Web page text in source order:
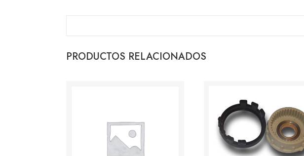
PRODUCTOS RELACIONADOS